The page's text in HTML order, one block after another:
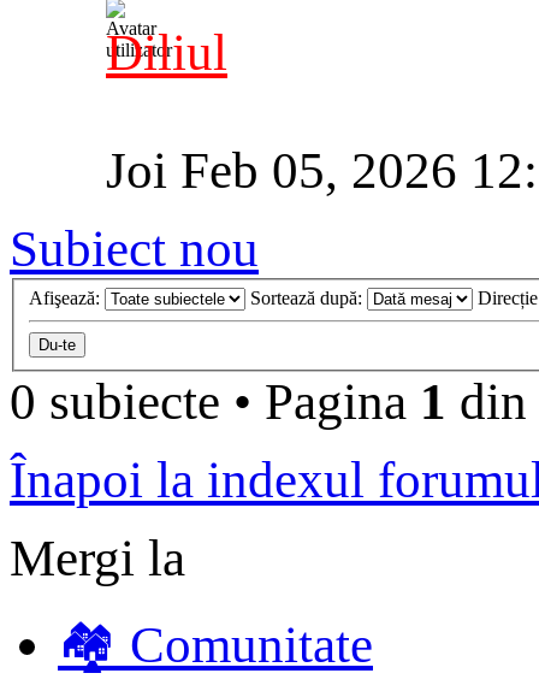
Diliul
Joi Feb 05, 2026
Subiect nou
Afişează: Sortează după:
0 subiecte • Pagina 1 din
Înapoi la indexul
Mergi la
🏘️ Comunitate